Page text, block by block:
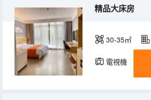
精品大床房
30-35㎡
電視機